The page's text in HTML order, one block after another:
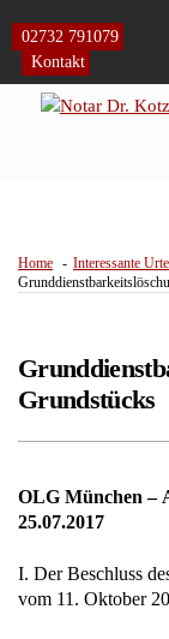
content
02732 791079
Kontakt
Home
Interessante
Grundstücks
OLG München –
25.07.2017
I. Der Beschluss
vom 11. Oktober